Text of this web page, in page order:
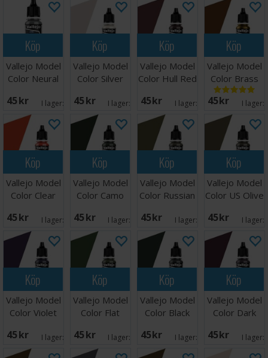
Köp
Vallejo Model
Color Neural
45 SEK I lager:
Köp
Vallejo Model
Color Silver
45 SEK I lager:
Köp
Vallejo Model
Color Hull Red
45 SEK I lager:
Köp
Vallejo Model
Color Brass
17ml
45 SEK I lager:
Köp
Vallejo Model
Color Clear
45 SEK I lager:
Köp
Vallejo Model
Color Camo
45 SEK I lager:
Köp
Vallejo Model
Color Russian
45 SEK I lager:
Köp
Vallejo Model
Color US Olive
45 SEK I lager:
Köp
Vallejo Model
Color Violet
45 SEK I lager:
Köp
Vallejo Model
Color Flat
45 SEK I lager:
Köp
Vallejo Model
Color Black
45 SEK I lager:
Köp
Vallejo Model
Color Dark
45 SEK I lager: